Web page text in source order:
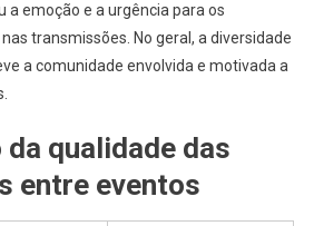
a emoção e a urgência para os
transmissões. No geral, a diversidade
a comunidade envolvida e motivada a
qualidade das
entre eventos